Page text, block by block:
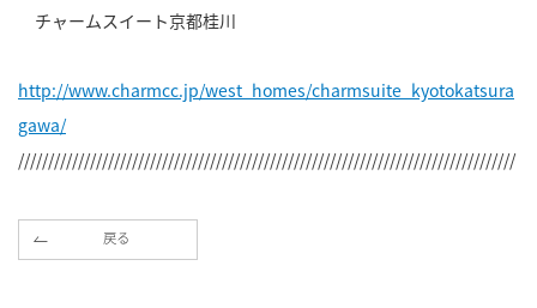
チャームスイート京都桂川
http://www.charmcc.jp/west_homes/charmsuite_kyotokatsura
gawa/
///////////////////////////////////////////////////////////////////////////////////
戻る